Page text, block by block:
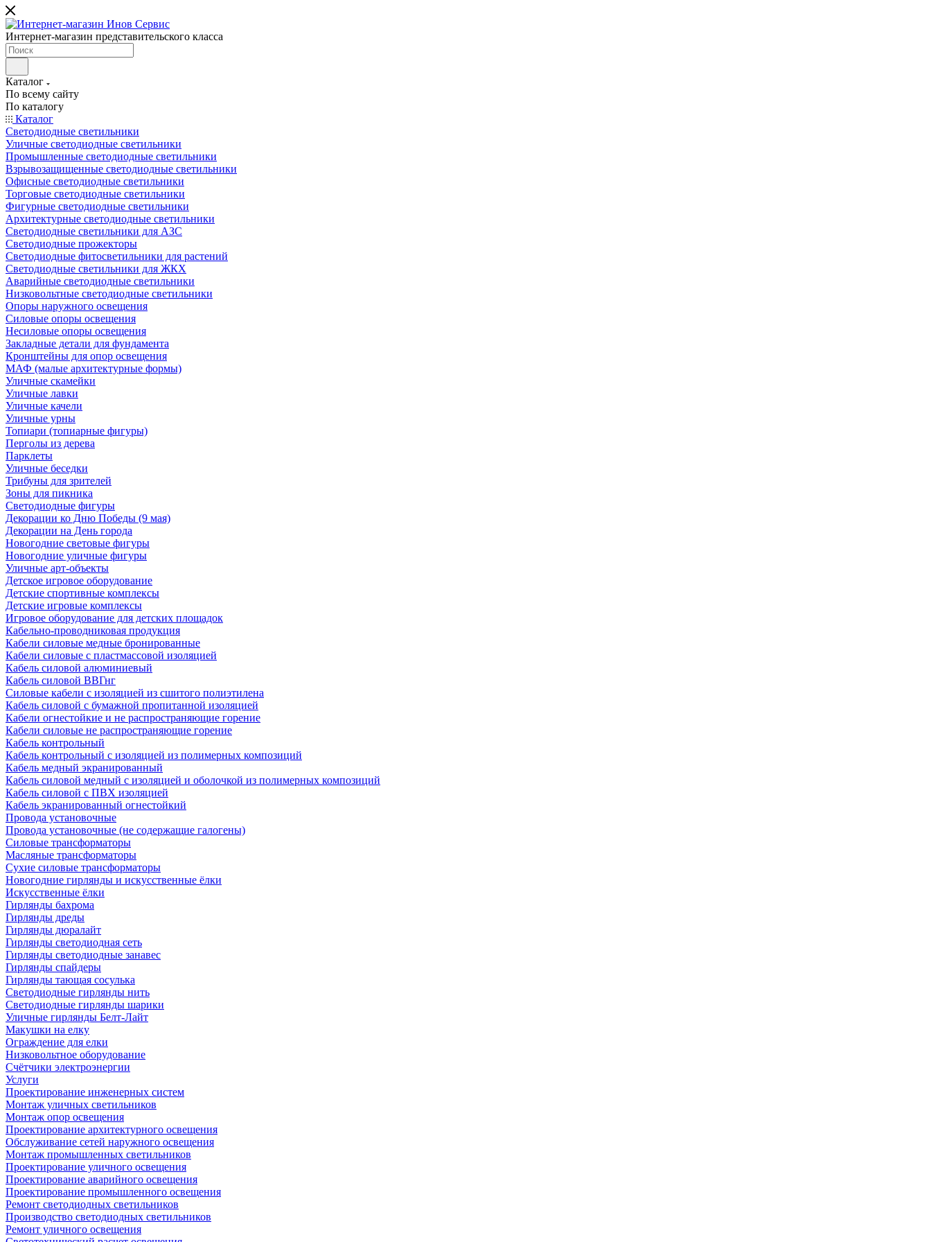
Интернет-магазин представительского класса
Каталог
По всему сайту
По каталогу
Каталог
Светодиодные светильники
Уличные светодиодные светильники
Промышленные светодиодные светильники
Взрывозащищенные светодиодные светильники
Офисные светодиодные светильники
Торговые светодиодные светильники
Фигурные светодиодные светильники
Архитектурные светодиодные светильники
Светодиодные светильники для АЗС
Светодиодные прожекторы
Светодиодные фитосветильники для растений
Светодиодные светильники для ЖКХ
Аварийные светодиодные светильники
Низковольтные светодиодные светильники
Опоры наружного освещения
Силовые опоры освещения
Несиловые опоры освещения
Закладные детали для фундамента
Кронштейны для опор освещения
МАФ (малые архитектурные формы)
Уличные скамейки
Уличные лавки
Уличные качели
Уличные урны
Топиари (топиарные фигуры)
Перголы из дерева
Парклеты
Уличные беседки
Трибуны для зрителей
Зоны для пикника
Светодиодные фигуры
Декорации ко Дню Победы (9 мая)
Декорации на День города
Новогодние световые фигуры
Новогодние уличные фигуры
Уличные арт-объекты
Детское игровое оборудование
Детские спортивные комплексы
Детские игровые комплексы
Игровое оборудование для детских площадок
Кабельно-проводниковая продукция
Кабели силовые медные бронированные
Кабели силовые с пластмассовой изоляцией
Кабель силовой алюминиевый
Кабель силовой ВВГнг
Силовые кабели с изоляцией из сшитого полиэтилена
Кабель силовой с бумажной пропитанной изоляцией
Кабели огнестойкие и не распространяющие горение
Кабели силовые не распространяющие горение
Кабель контрольный
Кабель контрольный с изоляцией из полимерных композиций
Кабель медный экранированный
Кабель силовой медный с изоляцией и оболочкой из полимерных композиций
Кабель силовой с ПВХ изоляцией
Кабель экранированный огнестойкий
Провода установочные
Провода установочные (не содержащие галогены)
Силовые трансформаторы
Масляные трансформаторы
Сухие силовые трансформаторы
Новогодние гирлянды и искусственные ёлки
Искусственные ёлки
Гирлянды бахрома
Гирлянды дреды
Гирлянды дюралайт
Гирлянды светодиодная сеть
Гирлянды светодиодные занавес
Гирлянды спайдеры
Гирлянды тающая сосулька
Светодиодные гирлянды нить
Светодиодные гирлянды шарики
Уличные гирлянды Белт-Лайт
Макушки на елку
Ограждение для елки
Низковольтное оборудование
Счётчики электроэнергии
Услуги
Проектирование инженерных систем
Монтаж уличных светильников
Монтаж опор освещения
Проектирование архитектурного освещения
Обслуживание сетей наружного освещения
Монтаж промышленных светильников
Проектирование уличного освещения
Проектирование аварийного освещения
Проектирование промышленного освещения
Ремонт светодиодных светильников
Производство светодиодных светильников
Ремонт уличного освещения